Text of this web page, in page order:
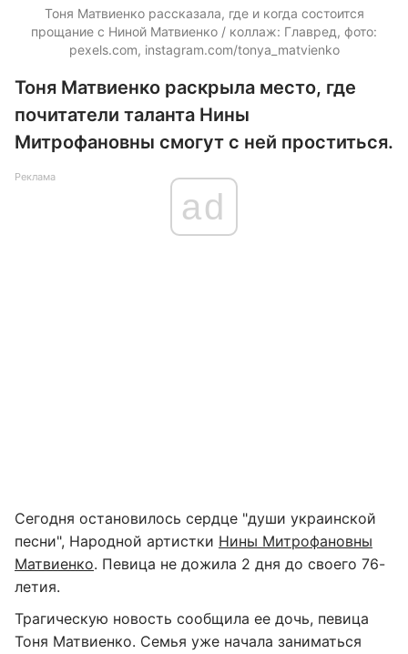
Тоня Матвиенко рассказала, где и когда состоится
прощание с Ниной Матвиенко / коллаж: Главред, фото:
pexels.com, instagram.com/tonya_matvienko
Тоня Матвиенко раскрыла место, где
почитатели таланта Нины
Митрофановны смогут с ней проститься.
Реклама
ad
Сегодня остановилось сердце "души украинской
песни", Народной артистки Нины Митрофановны
Матвиенко. Певица не дожила 2 дня до своего 76-
летия.
Трагическую новость сообщила ее дочь, певица
Тоня Матвиенко. Семья уже начала заниматься